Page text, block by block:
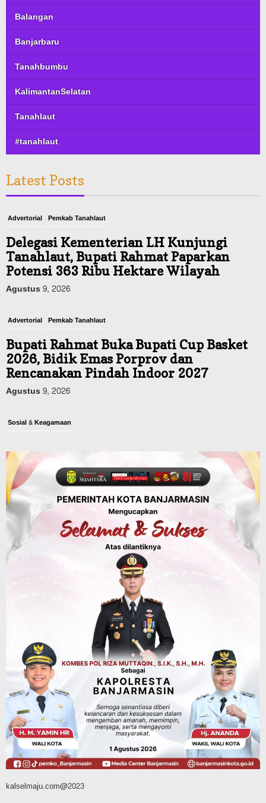
Balangan
Banjarbaru
Tanahbumbu
KalimantanSelatan
Tanahlaut
#tanahlaut
Latest Posts
Advertorial Pemkab Tanahlaut
Delegasi Kementerian LH Kunjungi
Tanahlaut, Bupati Rahmat Paparkan
Potensi 363 Ribu Hektare Wilayah
Agustus 9, 2026
Advertorial Pemkab Tanahlaut
Bupati Rahmat Buka Bupati Cup Basket
2026, Bidik Emas Porprov dan
Rencanakan Pindah Indoor 2027
Agustus 9, 2026
Sosial & Keagamaan
Jamnas XII Cibubur, Termasuk Dua
Peserta Berkebutuhan Khusus
Agustus 9, 2026
Budaya & Pariwisata
Bunda PAUD Banjarmasin Ajak Anak
Belajar Sambil Lihat Satwa, Jelajah
Literasi di Taman Jahri Saleh
Pemkab Balangan
28 Pelajar Halong Balangan Jalani
Latihan Intensif Paskibraka, Ditempa
TNI-Polri Sambut HUT ke-81 RI
Agustus 9, 2026
kalselmaju.com@2023